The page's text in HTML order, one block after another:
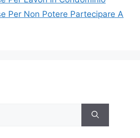
Per Non Potere Partecipare A